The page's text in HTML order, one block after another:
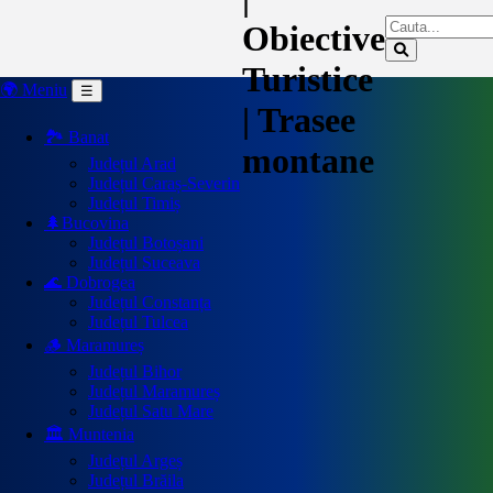
Obiective
Turistice
| Trasee
montane
🌍 Meniu ☰
🏞️ Banat
Județul Arad
Județul Caraș-Severin
Județul Timiș
🌲Bucovina
Județul Botoșani
Județul Suceava
🌊 Dobrogea
Județul Constanța
Județul Tulcea
🪵 Maramureș
Județul Bihor
Județul Maramureș
Județul Satu Mare
🏛️ Muntenia
Județul Argeș
Județul Brăila